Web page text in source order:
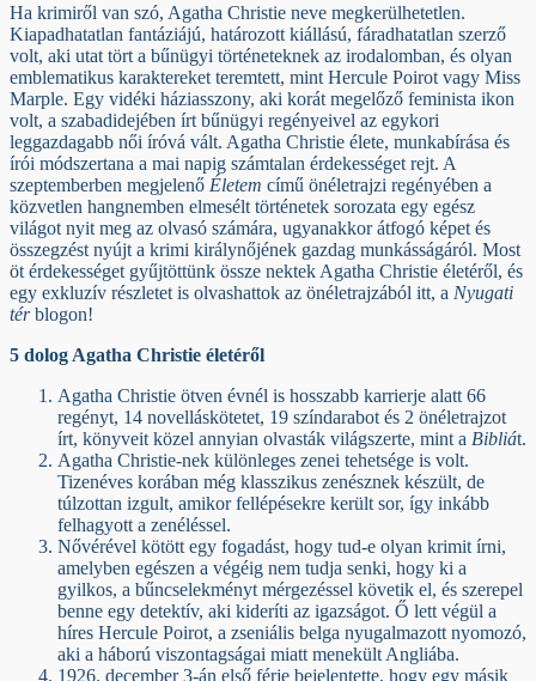
Ha krimiről van szó, Agatha Christie neve megkerülhetetlen.
Kiapadhatatlan fantáziájú, határozott kiállású, fáradhatatlan szerző
volt, aki utat tört a bűnügyi történeteknek az irodalomban, és olyan
emblematikus karaktereket teremtett, mint Hercule Poirot vagy Miss
Marple. Egy vidéki háziasszony, aki korát megelőző feminista ikon
volt, a szabadidejében írt bűnügyi regényeivel az egykori
leggazdagabb női íróvá vált. Agatha Christie élete, munkabírása és
írói módszertana a mai napig számtalan érdekességet rejt. A
szeptemberben megjelenő Életem című önéletrajzi regényében a
közvetlen hangnemben elmesélt történetek sorozata egy egész
világot nyit meg az olvasó számára, ugyanakkor átfogó képet és
összegzést nyújt a krimi királynőjének gazdag munkásságáról. Most
öt érdekességet gyűjtöttünk össze nektek Agatha Christie életéről, és
egy exkluzív részletet is olvashattok az önéletrajzából itt, a Nyugati
térblogon!
5 dolog Agatha Christie életéről
Agatha Christie ötven évnél is hosszabb karrierje alatt 66
regényt, 14 novelláskötetet, 19 színdarabot és 2 önéletrajzot
írt, könyveit közel annyian olvasták világszerte, mint a Bibliát.
Agatha Christie-nek különleges zenei tehetsége is volt.
Tizenéves korában még klasszikus zenésznek készült, de
túlzottan izgult, amikor fellépésekre került sor, így inkább
felhagyott a zenéléssel.
Nővérével kötött egy fogadást, hogy tud-e olyan krimit írni,
amelyben egészen a végéig nem tudja senki, hogy ki a
gyilkos, a bűncselekményt mérgezéssel követik el, és szerepel
benne egy detektív, aki kideríti az igazságot. Ő lett végül a
híres Hercule Poirot, a zseniális belga nyugalmazott nyomozó,
aki a háború viszontagságai miatt menekült Angliába.
1926. december 3-án első férje bejelentette, hogy egy másik